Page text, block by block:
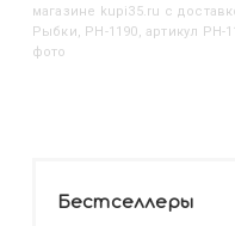
магазине kupi35.ru с
Рыбки, РН-1190, артикул РН-
фото
Бестселлеры